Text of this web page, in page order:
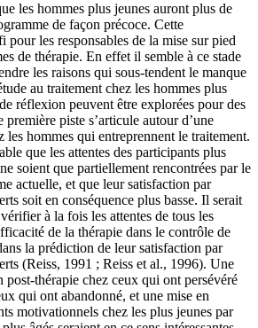
les hommes plus jeunes auront plus de
de façon précoce. Cette
pour les responsables de la mise sur pied
de thérapie. En effet il semble à ce stade
les raisons qui sous-tendent le manque
au traitement chez les hommes plus
réflexion peuvent être explorées pour des
piste s’articule autour d’une
les hommes qui entreprennent le traitement.
que les attentes des participants plus
soient que partiellement rencontrées par le
actuelle, et que leur satisfaction par
soit en conséquence plus basse. Il serait
à la fois les attentes de tous les
de la thérapie dans le contrôle de
la prédiction de leur satisfaction par
(Reiss, 1991 ; Reiss et al., 1996). Une
post-thérapie chez ceux qui ont persévéré
qui ont abandonné, et une mise en
motivationnels chez les plus jeunes par